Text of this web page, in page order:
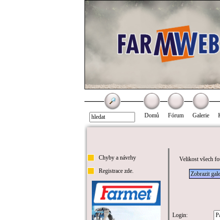
Domů Fórum Galerie
Chyby a návrhy
Registrace zde.
Velikost všech
Zobrazit
Login: